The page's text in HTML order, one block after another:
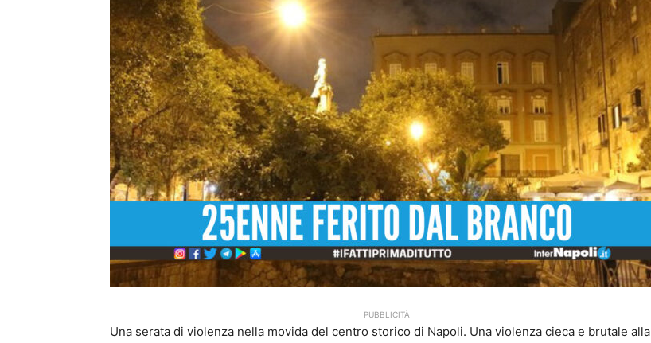
PUBBLICITÀ
Una serata di violenza nella movida del centro storico di Napoli. Una violenza cieca e brutale alla